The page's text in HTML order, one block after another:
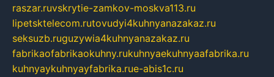
raszar.ruvskrytie-zamkov-moskva113.ru
lipetsktelecom.rutovudyi4kuhnyanazakaz.ru
seksuzb.ruguzywia4kuhnyanazakaz.ru
fabrikaofabrikaokuhny.rukuhnyaekuhnyaafabrika.ru
kuhnyaykuhnyayfabrika.rue-abis1c.ru